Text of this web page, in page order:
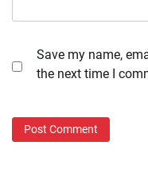
Save my name,
the next time I